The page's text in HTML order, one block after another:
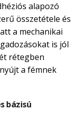
alapozó
összetétele és
a mechanikai
is jól
rétegben
a fémnek
bázisú